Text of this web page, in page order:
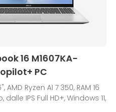
16 M1607KA-
PC
AMD Ryzen AI 7 350, RAM 16
dalle IPS Full HD+, Windows 11,